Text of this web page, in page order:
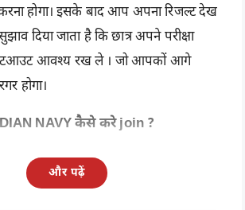
होगा। इसके बाद आप अपना रिजल्ट देख
दिया जाता है कि छात्र अपने परीक्षा
आवश्य रख ले । जो आपकों आगे
होगा।
NAVY कैसे करे join ?
और पढ़ें